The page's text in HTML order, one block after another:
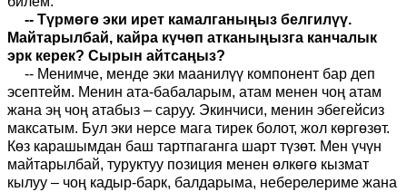
-- Түрмөгө эки ирет камалганыңыз белгилүү.
Майтарылбай, кайра күчөп атканыңызга канчалык
эрк керек? Сырын айтсаңыз?
-- Менимче, менде эки маанилүү компонент бар деп
эсептейм. Менин ата-бабаларым, атам менен чоң атам
жана эң чоң атабыз – саруу. Экинчиси, менин эбегейсиз
максатым. Бул эки нерсе мага тирек болот, жол көргөзөт.
Көз карашымдан баш тартпаганга шарт түзөт. Мен үчүн
майтарылбай, туруктуу позиция менен өлкөгө кызмат
кылуу – чоң кадыр-барк, балдарыма, неберелериме жана